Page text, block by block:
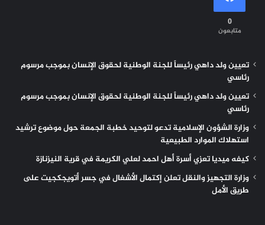
0
متابعون
تعيين ولد داهي رئيساً للجنة الوطنية لحقوق الإنسان بموجب مرسوم
رئاسي
تعيين ولد داهي رئيساً للجنة الوطنية لحقوق الإنسان بموجب مرسوم
رئاسي
وزارة الشؤون الإسلامية تدعو لتوحيد خطبة الجمعة حول موضوع ترشيد
استهلاك الموارد الطبيعية
كيفه ميديا تعزي أسرة أهل احمد لعلي الكريمة في قرية النيزنازة
وزارة التجهيز والنقل تعلن إكتمال الأشغال في جسر أتويجكجيت على
طريق الأمل